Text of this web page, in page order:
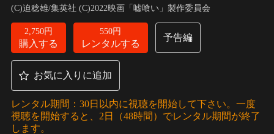
ト］［デスポーカー］--待ち受けるのは、賭郎の会員権を所有す
る一流の権力者にして欲望にまみれた凶悪な…。
(C)迫稔雄/集英社 (C)2022映画「嘘喰い」製作委員会
2,750円
購入する
550円
レンタルする
予告編
お気に入りに追加
レンタル期間：30日以内に視聴を開始して下さい。一度
視聴を開始すると、2日（48時間）でレンタル期間が終了
します。